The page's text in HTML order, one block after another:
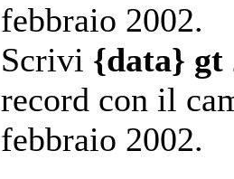
febbraio 2002.
Scrivi {data} gt
record con il
febbraio 2002.